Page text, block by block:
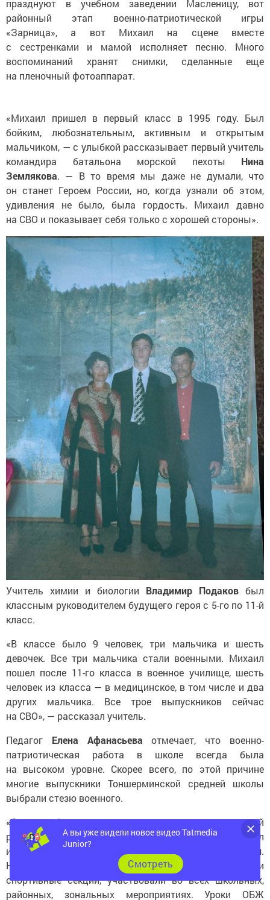
районный этап военно-патриотической игры
«Зарница», а вот Михаил на сцене вместе
с сестренками и мамой исполняет песню. Много
воспоминаний хранят снимки, сделанные еще
на пленочный фотоаппарат.
бойким, любознательным, активным и открытым
мальчиком, — с улыбкой рассказывает первый учитель
командира батальона морской пехотыНина
Землякова . — В то время мы даже не думали, что
он станет Героем России, но, когда узнали об этом,
удивления не было, была гордость. Михаил давно
на СВО и показывает себя только с хорошей стороны».
Учитель химии и биологииВладимир Подаковбыл
классным руководителем будущего героя с 5-го по 11-й
класс.
девочек. Все три мальчика стали военными. Михаил
пошел после 11-го класса в военное училище, шесть
человек из класса — в медицинское, в том числе и два
других мальчика. Все трое выпускников сейчас
на СВО», — рассказал учитель.
патриотическая работа в школе всегда была
на высоком уровне. Скорее всего, по этой причине
многие выпускники Тоншерминской средней школы
выбрали стезю военного.
работы, такие конкурсы, как „А ну-ка, парни!“. Проводил
их учитель физкультуры
Николай Валерьевич Яркин.
Наши ребята, в том числе и Михаил, посещали
спортивные секции, участвовали во всех школьных,
районных, зональных мероприятиях. Уроки ОБЖ
А вы уже видели новое видео Tatmedia
Junior?
Cмотреть